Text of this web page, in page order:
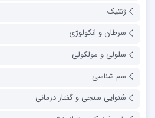
ژنتیک
سرطان و انکولوژی
سلولی و مولکولی
سم شناسی
شنوایی سنجی و گفتار درمانی